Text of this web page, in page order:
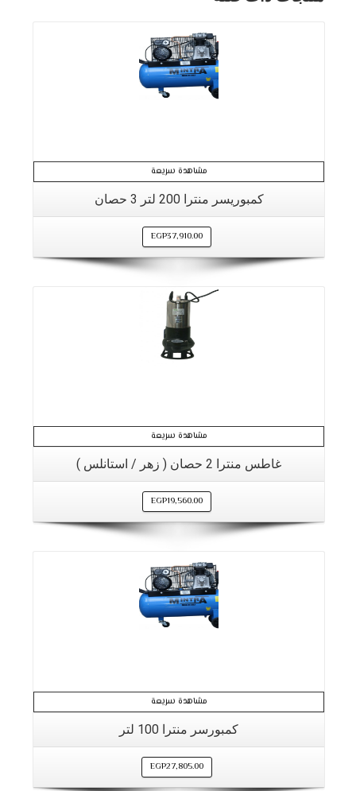
مشاهدة سريعة
كمبوريسر منترا 200 لتر 3 حصان
EGP37,910.00
مشاهدة سريعة
غاطس منترا 2 حصان ( زهر / استانلس )
EGP19,560.00
مشاهدة سريعة
كمبورسر منترا 100 لتر
EGP27,805.00